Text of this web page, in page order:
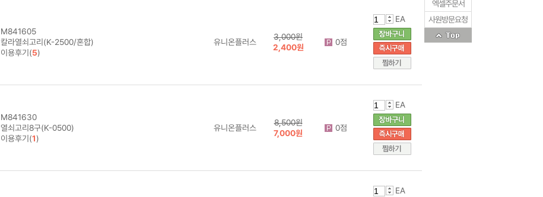
M841605
칼라열쇠고리(K-2500/혼합)
이용후기(5)
유니온플러스
3,000원
2,400원
0점
EA
M841630
열쇠고리8구(K-0500)
이용후기(1)
유니온플러스
8,500원
7,000원
0점
EA
EA
엑셀주문서
사원방문요청